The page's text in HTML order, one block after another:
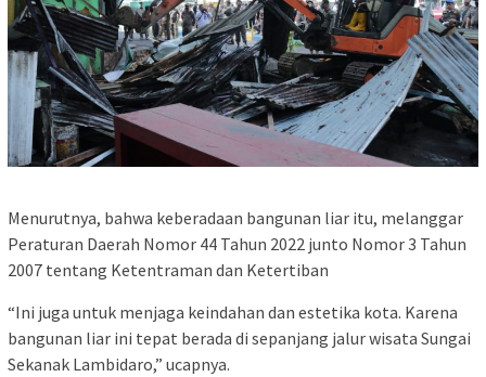
Menurutnya, bahwa keberadaan bangunan liar itu, melanggar
Peraturan Daerah Nomor 44 Tahun 2022 junto Nomor 3 Tahun
2007 tentang Ketentraman dan Ketertiban
“Ini juga untuk menjaga keindahan dan estetika kota. Karena
bangunan liar ini tepat berada di sepanjang jalur wisata Sungai
Sekanak Lambidaro,” ucapnya.